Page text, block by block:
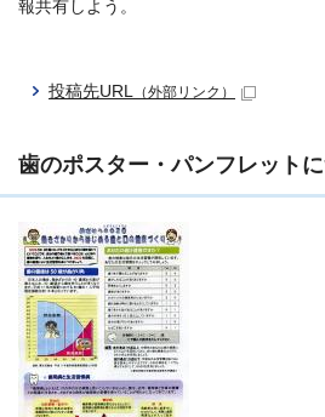
報共有しよう。
投稿先URL （外部リンク）
歯のポスター・パンフレット